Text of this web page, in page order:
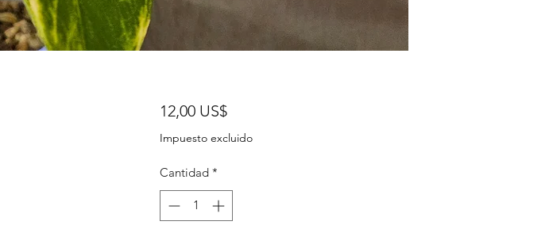
12,00 US$Precio
Impuesto excluido
Cantidad *